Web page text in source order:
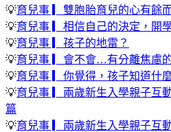
💡育兒事 ▎雙胞胎育兒的心有餘
💡育兒事 ▎相信自己的決定，開
💡育兒事 ▎孩子的地雷？
💡育兒事 ▎會不會…有分離焦慮
💡育兒事 ▎你覺得，孩子知道什
💡育兒事 ▎兩歲新生入學親子互
篇
💡育兒事 ▎兩歲新生入學親子互